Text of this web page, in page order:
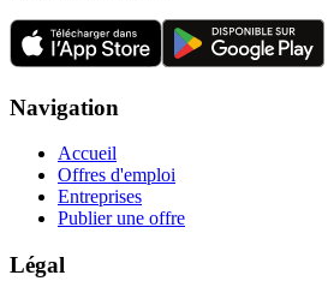
Navigation
Accueil
Offres d'emploi
Entreprises
Publier une offre
Légal